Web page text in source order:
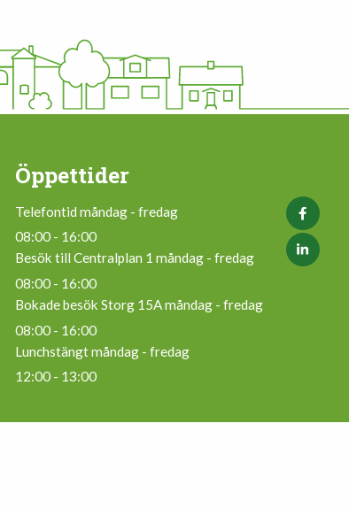
Öppettider
Telefontid måndag - fredag
08:00 - 16:00
Besök till Centralplan 1 måndag - fredag
08:00 - 16:00
Bokade besök Storg 15A måndag - fredag
08:00 - 16:00
Lunchstängt måndag - fredag
12:00 - 13:00